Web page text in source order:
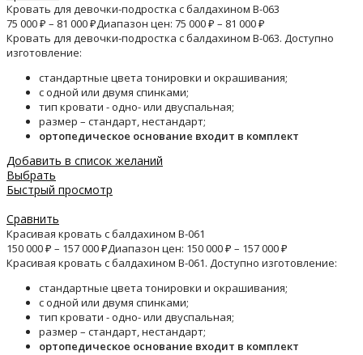
Кровать для девочки-подростка с балдахином B-063
75 000₽ – 81 000₽Диапазон цен: 75 000 ₽ – 81 000 ₽
Кровать для девочки-подростка с балдахином B-063. Доступно
изготовление:
стандартные цвета тонировки и окрашивания;
с одной или двумя спинками;
тип кровати - одно- или двуспальная;
размер – стандарт, нестандарт;
ортопедическое основание входит в комплект
Добавить в список желаний
Выбрать
Быстрый просмотр
Сравнить
Красивая кровать с балдахином B-061
150 000₽ – 157 000₽Диапазон цен: 150 000 ₽ – 157 000 ₽
Красивая кровать с балдахином B-061. Доступно изготовление:
стандартные цвета тонировки и окрашивания;
с одной или двумя спинками;
тип кровати - одно- или двуспальная;
размер – стандарт, нестандарт;
ортопедическое основание входит в комплект